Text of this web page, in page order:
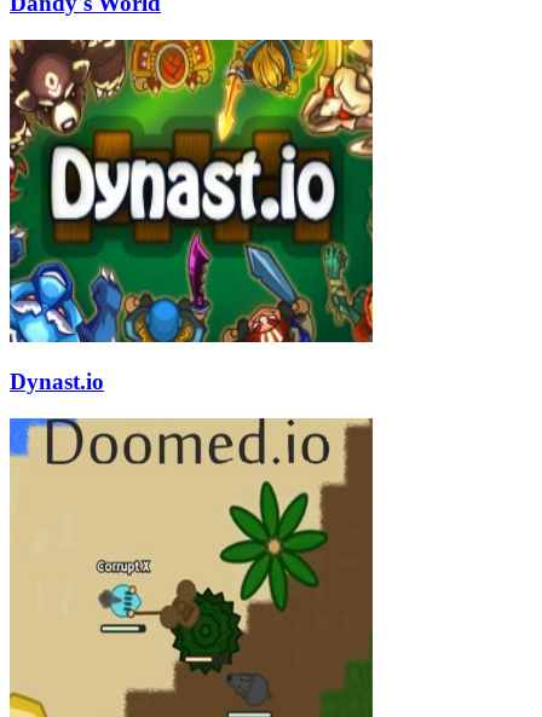
Dynast.io